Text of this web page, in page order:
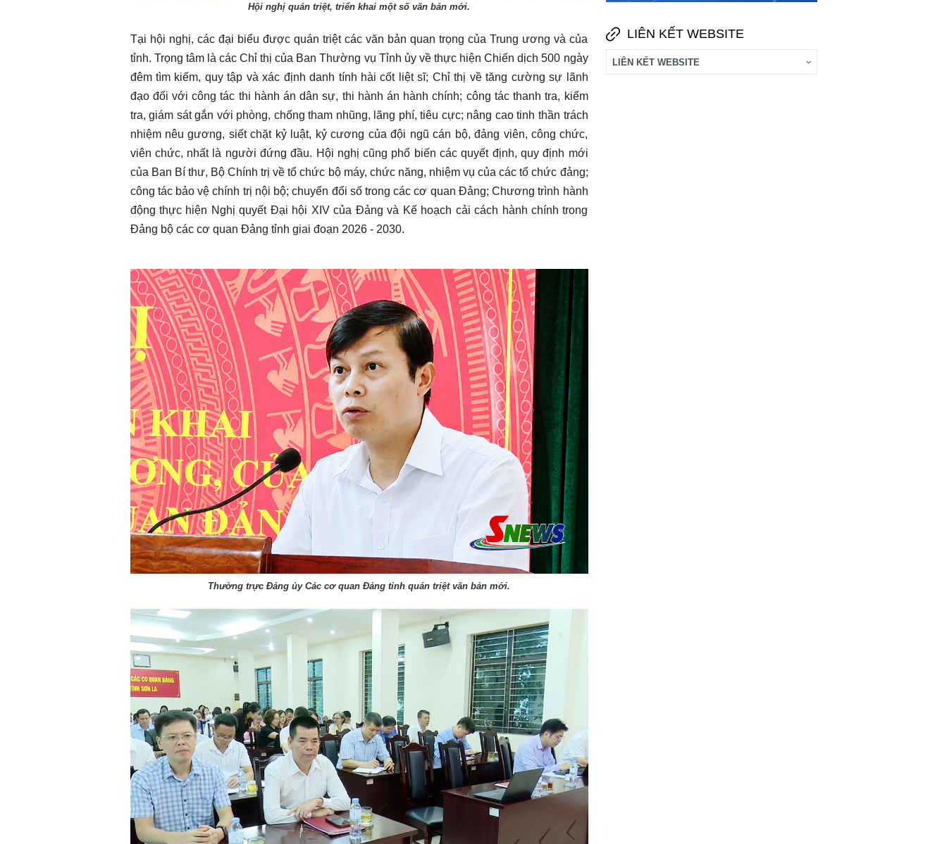
Hội nghị quán triệt, triển khai một số văn bản mới.
Tại hội nghị, các đại biểu được quán triệt các văn bản quan trọng của Trung ương và của
tỉnh. Trọng tâm là các Chỉ thị của Ban Thường vụ Tỉnh ủy về thực hiện Chiến dịch 500 ngày
đêm tìm kiếm, quy tập và xác định danh tính hài cốt liệt sĩ; Chỉ thị về tăng cường sự lãnh
đạo đối với công tác thi hành án dân sự, thi hành án hành chính; công tác thanh tra, kiểm
tra, giám sát gắn với phòng, chống tham nhũng, lãng phí, tiêu cực; nâng cao tinh thần trách
nhiệm nêu gương, siết chặt kỷ luật, kỷ cương của đội ngũ cán bộ, đảng viên, công chức,
viên chức, nhất là người đứng đầu. Hội nghị cũng phổ biến các quyết định, quy định mới
của Ban Bí thư, Bộ Chính trị về tổ chức bộ máy, chức năng, nhiệm vụ của các tổ chức đảng;
công tác bảo vệ chính trị nội bộ; chuyển đổi số trong các cơ quan Đảng; Chương trình hành
động thực hiện Nghị quyết Đại hội XIV của Đảng và Kế hoạch cải cách hành chính trong
Đảng bộ các cơ quan Đảng tỉnh giai đoạn 2026 - 2030.
Thường trực Đảng ủy Các cơ quan Đảng tỉnh quán triệt văn bản mới.
LIÊN KẾT WEBSITE